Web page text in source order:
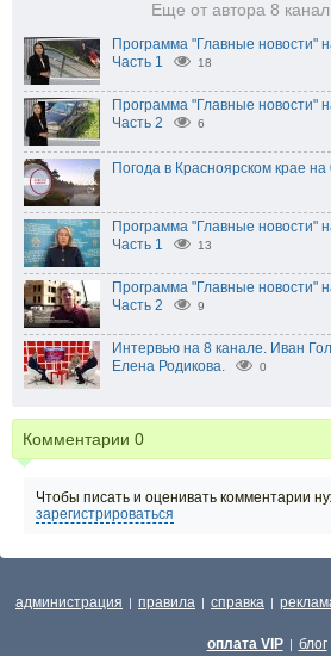
Еще от автора 8 канал
Программа "Главные новости"
Часть 1
18
Программа "Главные новости"
Часть 2
6
Погода в Красноярском крае
Программа "Главные новости"
Часть 1
13
Программа "Главные новости"
Часть 2
9
Интервью на 8 канале. Иван
Елена Родикова.
0
Комментарии 0
Чтобы писать и оценивать комментарии
зарегистрироваться
администрация | правила | справка |
оплата VIP | блог